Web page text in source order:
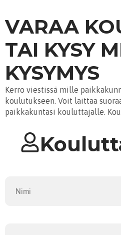
VARAA
TAI KYSY
KYSYMYS
Kerro viestissä mille
koulutukseen. Voit laittaa
paikkakuntasi kouluttajalle.